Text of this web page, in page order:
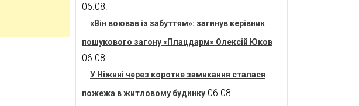
06.08.
«Він воював із забуттям»: загинув керівник
пошукового загону «Плацдарм» Олексій Юков
06.08.
У Ніжині через коротке замикання сталася
пожежа в житловому будинку 06.08.